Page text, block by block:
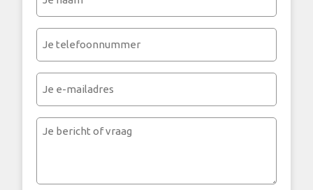
(Vereist)
(Vereist)
mailadres
Je